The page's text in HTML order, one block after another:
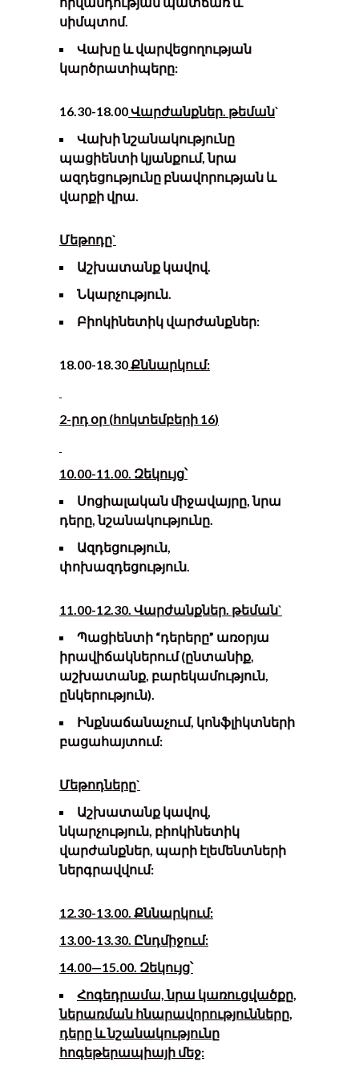
սիմպտոմ.
Վախը և վարվեցողության
կարծրատիպերը:
16.30-18.00Վարժանքներ թեման`
Վախի նշանակությունը
պացիենտի կյանքում, նրա
ազդեցությունը բնավորության և
վարքի վրա.
Մեթոդը`
Աշխատանք կավով.
Նկարչություն.
Բիոկինետիկ վարժանքներ:
18.00-18.30Քննարկում:
2-րդ օր (հոկտեմբերի 1 6)
10 .00-1 1 .00. Զեկույց՝
Սոցիալական միջավայրը, նրա
դերը, նշանակությունը
Ազդեցություն,
փոխազդեցություն.
1 1 .00-1 2 .30. Վարժանքներ. թեման`
Պացիենտի “դերերը” առօրյա
իրավիճակներում (ընտանիք,
աշխատանք, բարեկամություն,
ընկերություն).
Ինքնաճանաչում, կոնֆլիկտների
բացահայտում:
Մեթոդները`
Աշխատանք կավով,
նկարչություն, բիոկինետիկ
վարժանքներ, պարի էլեմենտների
ներգրավվում:
1 2 .30-1 3 .00. Քննարկում:
1 3 .00-13.30. Ընդմիջում:
14.00—15.00. Զեկույց՝
Հոգեդրամա, նրա կառուցվածքը,
ներառման հնարավորությունները,
դերը և նշանակությունը
հոգեթերապիայի մեջ: